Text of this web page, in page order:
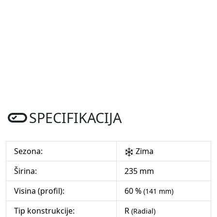
SPECIFIKACIJA
Sezona:
Zima
Širina:
235 mm
Visina (profil):
60 % (141 mm)
Tip konstrukcije: R (Radial)